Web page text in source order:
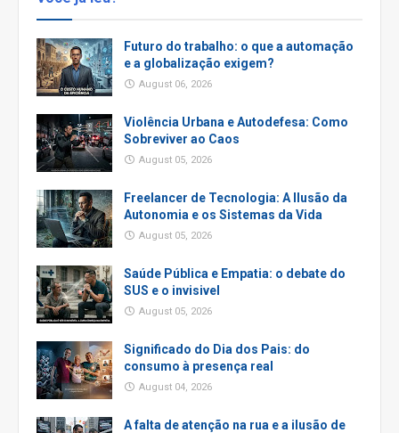
Futuro do trabalho: o que a automação
e a globalização exigem?
August 06, 2026
Violência Urbana e Autodefesa: Como
Sobreviver ao Caos
August 05, 2026
Freelancer de Tecnologia: A Ilusão da
Autonomia e os Sistemas da Vida
August 05, 2026
Saúde Pública e Empatia: o debate do
SUS e o invisivel
August 05, 2026
Significado do Dia dos Pais: do
consumo à presença real
August 04, 2026
A falta de atenção na rua e a ilusão de